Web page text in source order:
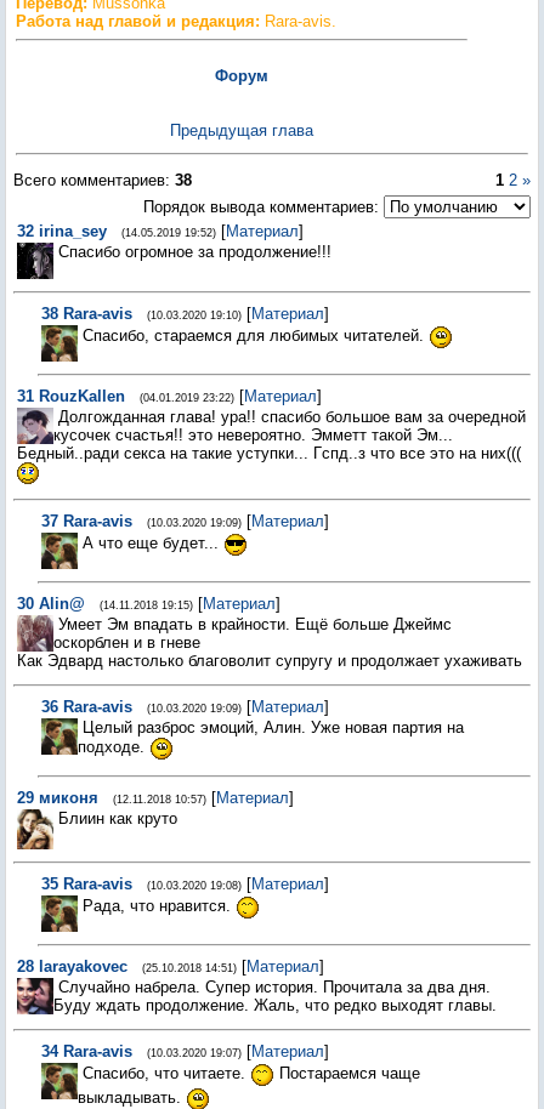
Работа над главой и редакция: Rara-avis.
Форум
Предыдущая глава
Всего комментариев: 38 1 2 »
Порядок вывода комментариев:
32 irina_sey (14.05.2019 19:52) [Материал]
Спасибо огромное за продолжение!!!
38 Rara-avis (10.03.2020 19:10) [Материал]
Спасибо, стараемся для любимых читателей.
31 RouzKallen (04.01.2019 23:22) [Материал]
Долгожданная глава! ура!! спасибо большое вам за очередной
кусочек счастья!! это невероятно. Эмметт такой Эм...
Бедный..ради секса на такие уступки... Гспд..з что все это на них(((
37 Rara-avis (10.03.2020 19:09) [Материал]
А что еще будет...
30 Alin@ (14.11.2018 19:15) [Материал]
Умеет Эм впадать в крайности. Ещё больше Джеймс
оскорблен и в гневе
Как Эдвард настолько благоволит супругу и продолжает ухаживать
36 Rara-avis (10.03.2020 19:09) [Материал]
Целый разброс эмоций, Алин. Уже новая партия на
подходе.
29 миконя (12.11.2018 10:57) [Материал]
Блиин как круто
35 Rara-avis (10.03.2020 19:08) [Материал]
Рада, что нравится.
28 larayakovec (25.10.2018 14:51) [Материал]
Случайно набрела. Супер история. Прочитала за два дня.
Буду ждать продолжение. Жаль, что редко выходят главы.
34 Rara-avis (10.03.2020 19:07) [Материал]
Спасибо, что читаете.
Постараемся чаще
выкладывать.